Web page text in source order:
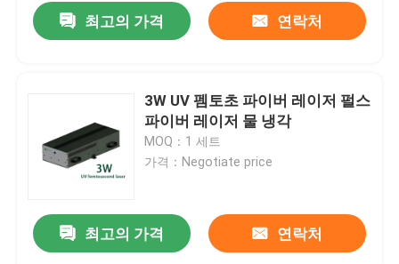
최고의 가격 연락처
3W UV 펨토초 파이버 레이저 펄스
파이버 레이저 물 냉각
MOQ：1 세트
가격：Negotiate price
최고의 가격 연락처